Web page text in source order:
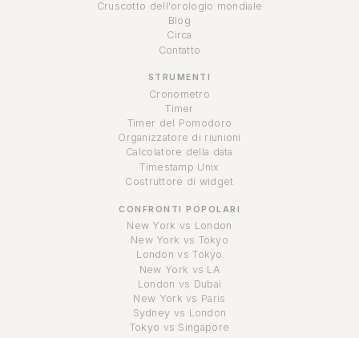
Cruscotto dell'orologio mondiale
Blog
Circa
Contatto
STRUMENTI
Cronometro
Timer
Timer del Pomodoro
Organizzatore di riunioni
Calcolatore della data
Timestamp Unix
Costruttore di widget
CONFRONTI POPOLARI
New York vs London
New York vs Tokyo
London vs Tokyo
New York vs LA
London vs Dubai
New York vs Paris
Sydney vs London
Tokyo vs Singapore